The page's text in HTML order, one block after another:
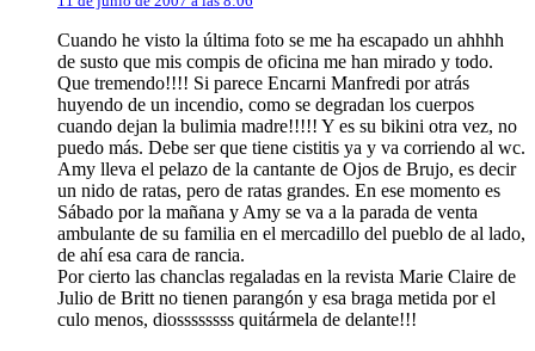
Cuando he visto la última foto se me ha escapado un ahhhh
de susto que mis compis de oficina me han mirado y todo.
Que tremendo!!!! Si parece Encarni Manfredi por atrás
huyendo de un incendio, como se degradan los cuerpos
cuando dejan la bulimia madre!!!!! Y es su bikini otra vez, no
puedo más. Debe ser que tiene cistitis ya y va corriendo al wc.
Amy lleva el pelazo de la cantante de Ojos de Brujo, es decir
un nido de ratas, pero de ratas grandes. En ese momento es
Sábado por la mañana y Amy se va a la parada de venta
ambulante de su familia en el mercadillo del pueblo de al lado,
de ahí­ esa cara de rancia.
Por cierto las chanclas regaladas en la revista Marie Claire de
Julio de Britt no tienen parangón y esa braga metida por el
culo menos, diossssssss quitármela de delante!!!